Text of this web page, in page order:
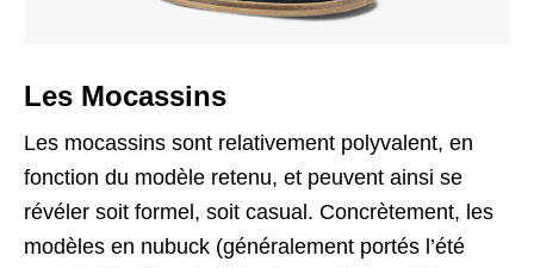
Les Mocassins
Les mocassins sont relativement polyvalent, en
fonction du modèle retenu, et peuvent ainsi se
révéler soit formel, soit casual. Concrètement, les
modèles en nubuck (généralement portés l’été